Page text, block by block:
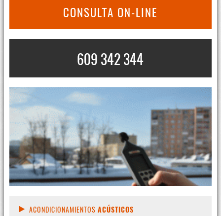
CONSULTA ON-LINE
609 342 344
ACONDICIONAMIENTOS ACÚSTICOS